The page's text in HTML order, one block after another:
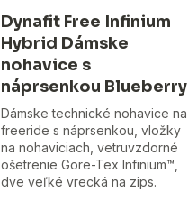
Dynafit Free Infinium
Hybrid Dámske
nohavice s
náprsenkou Blueberry
Dámske technické nohavice na
freeride s náprsenkou, vložky
na nohaviciach, vetruvzdorné
ošetrenie Gore-Tex Infinium™,
dve veľké vrecká na zips.